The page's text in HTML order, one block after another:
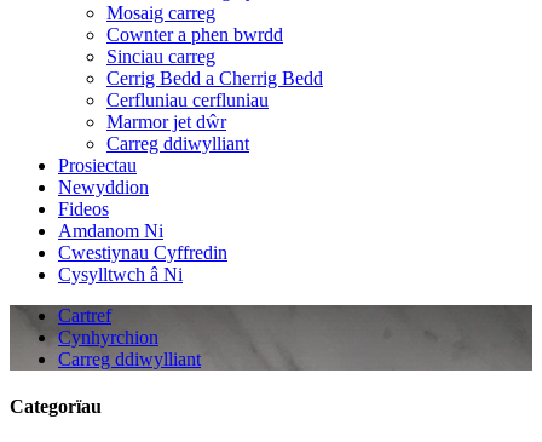
Mosaig carreg
Cownter a phen bwrdd
Sinciau carreg
Cerrig Bedd a Cherrig Bedd
Cerfluniau cerfluniau
Marmor jet dŵr
Carreg ddiwylliant
Prosiectau
Newyddion
Fideos
Amdanom Ni
Cwestiynau Cyffredin
Cysylltwch â Ni
Cartref
Cynhyrchion
Carreg ddiwylliant
Categorïau